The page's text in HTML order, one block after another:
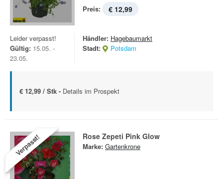
Preis: € 12,99
Leider verpasst!
Gültig: 15.05. -
23.05.
Händler: Hagebaumarkt
Stadt:
Potsdam
€ 12,99 / Stk - Details im Prospekt
Verpasst! Rose Zepeti Pink Glow
Marke: Gartenkrone